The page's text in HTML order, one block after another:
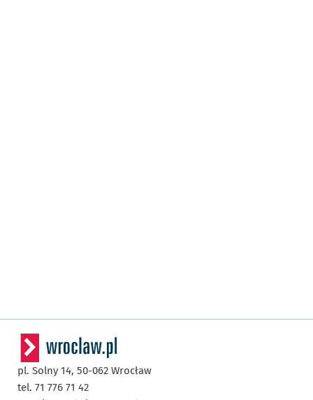
pl. Solny 14, 50-062 Wrocław
tel. 71 776 71 42